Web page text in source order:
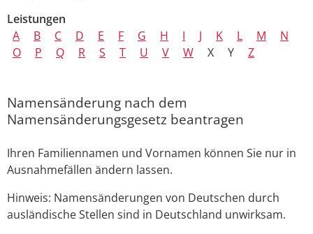
Leistungen
A
B C D E F G H I J K L M
N
O
P Q R S T U V W X Y Z
Namensänderung nach dem
Namensänderungsgesetz beantragen
Ihren Familiennamen und Vornamen können Sie nur in
Ausnahmefällen ändern lassen.
Hinweis: Namensänderungen von Deutschen durch
ausländische Stellen sind in Deutschland unwirksam.